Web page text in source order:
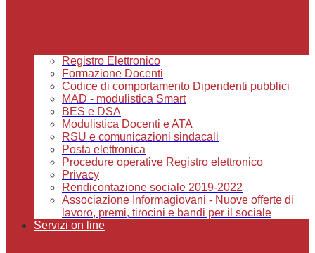
Registro Elettronico
Formazione Docenti
Codice di comportamento Dipendenti pubblici
MAD - modulistica Smart
BES e DSA
Modulistica Docenti e ATA
RSU e comunicazioni sindacali
Posta elettronica
Procedure operative Registro elettronico
Privacy
Rendicontazione sociale 2019-2022
Associazione Informagiovani - Nuove offerte di
lavoro, premi, tirocini e bandi per il sociale
Servizi on line